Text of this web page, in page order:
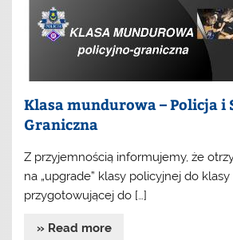
Klasa mundurowa – Policja i
Graniczna
Z przyjemnością informujemy, że
na „upgrade” klasy policyjnej do
przygotowującej do […]
» Read more